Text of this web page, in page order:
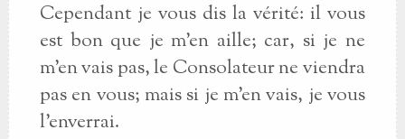
Cependant je vous dis la vérité: il vous
est bon que je m'en aille; car, si je ne
m'en vais pas, le Consolateur ne viendra
pas en vous; mais si je m'en vais, je vous
l'enverrai.